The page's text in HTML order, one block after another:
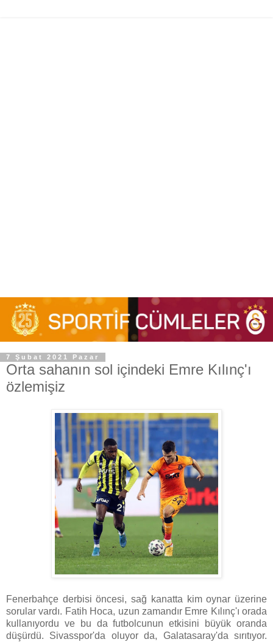
7 Şubat 2021 Pazar
Orta sahanın sol içindeki Emre Kılınç'ı
özlemişiz
Fenerbahçe derbisi öncesi, sağ kanatta kim oynar üzerine
sorular vardı. Fatih Hoca, uzun zamandır Emre Kılınç'ı orada
kullanıyordu ve bu da futbolcunun etkisini büyük oranda
düşürdü. Sivasspor'da oluyor da, Galatasaray'da sırıtıyor.